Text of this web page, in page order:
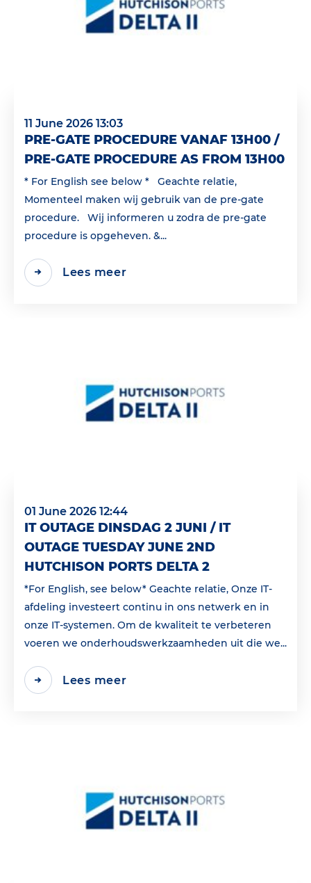
11 June 2026 13:03
PRE-GATE PROCEDURE VANAF 13H00 /
PRE-GATE PROCEDURE AS FROM 13H00
* For English see below * Geachte relatie,
Momenteel maken wij gebruik van de pre-gate
procedure. Wij informeren u zodra de pre-gate
procedure is opgeheven. &...
Lees meer
01 June 2026 12:44
IT OUTAGE DINSDAG 2 JUNI / IT
OUTAGE TUESDAY JUNE 2ND
HUTCHISON PORTS DELTA 2
*For English, see below* Geachte relatie, Onze IT-
afdeling investeert continu in ons netwerk en in
onze IT-systemen. Om de kwaliteit te verbeteren
voeren we onderhoudswerkzaamheden uit die we...
Lees meer